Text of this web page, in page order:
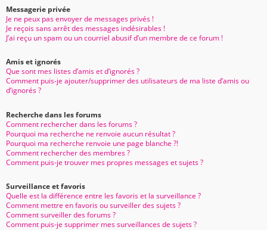
Messagerie privée
Je ne peux pas envoyer de messages privés !
Je reçois sans arrêt des messages indésirables !
J’ai reçu un spam ou un courriel abusif d’un membre de ce forum !
Amis et ignorés
Que sont mes listes d’amis et d’ignorés ?
Comment puis-je ajouter/supprimer des utilisateurs de ma liste d’amis ou
d’ignorés ?
Recherche dans les forums
Comment rechercher dans les forums ?
Pourquoi ma recherche ne renvoie aucun résultat ?
Pourquoi ma recherche renvoie une page blanche ?!
Comment rechercher des membres ?
Comment puis-je trouver mes propres messages et sujets ?
Surveillance et favoris
Quelle est la différence entre les favoris et la surveillance ?
Comment mettre en favoris ou surveiller des sujets ?
Comment surveiller des forums ?
Comment puis-je supprimer mes surveillances de sujets ?